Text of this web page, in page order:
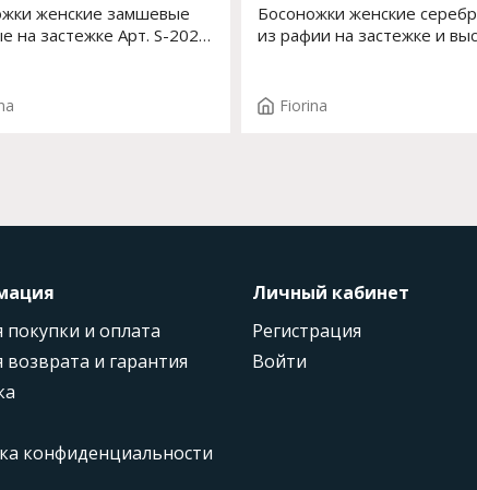
женские замшевые
на застежке Арт. S-202S-
Босоножки женские
из рафии на застежке и
Fiorina
покупки и оплата
возврата и гарантия
конфиденциальности
Личный кабинет
Регистрация
Войти